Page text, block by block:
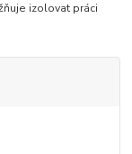
izolovat práci